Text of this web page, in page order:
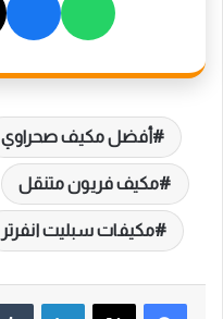
أفضل مكيف صحراوي
مكيف فريون متنقل
مكيفات سبليت انفرتر
لينكدإن